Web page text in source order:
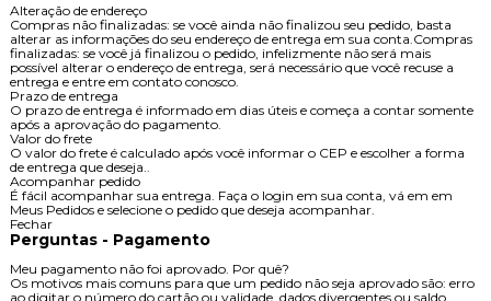
Alteração de endereço
Compras não finalizadas: se você ainda não finalizou seu pedido, basta
alterar as informações do seu endereço de entrega em sua conta.Compras
finalizadas: se você já finalizou o pedido, infelizmente não será mais
possível alterar o endereço de entrega, será necessário que você recuse a
entrega e entre em contato conosco.
Prazo de entrega
O prazo de entrega é informado em dias úteis e começa a contar somente
após a aprovação do pagamento.
Valor do frete
O valor do frete é calculado após você informar o CEP e escolher a forma
de entrega que deseja..
Acompanhar pedido
É fácil acompanhar sua entrega. Faça o login em sua conta, vá em em
Meus Pedidos e selecione o pedido que deseja acompanhar.
Fechar
Perguntas - Pagamento
Meu pagamento não foi aprovado. Por quê?
Os motivos mais comuns para que um pedido não seja aprovado são: erro
ao digitar o número do cartão ou validade, dados divergentes ou saldo